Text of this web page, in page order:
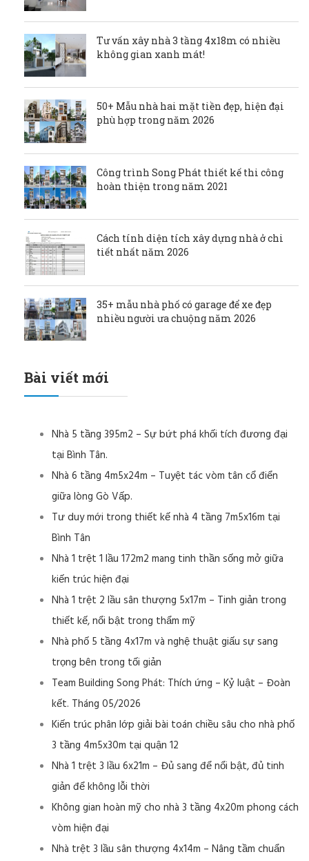
Tư vấn xây nhà 3 tầng 4x18m có nhiều
không gian xanh mát!
50+ Mẫu nhà hai mặt tiền đẹp, hiện đại
phù hợp trong năm 2026
Công trình Song Phát thiết kế thi công
hoàn thiện trong năm 2021
Cách tính diện tích xây dựng nhà ở chi
tiết nhất năm 2026
35+ mẫu nhà phố có garage để xe đẹp
nhiều người ưa chuộng năm 2026
Bài viết mới
Nhà 5 tầng 395m2 – Sự bứt phá khối tích đương đại
tại Bình Tân.
Nhà 6 tầng 4m5x24m – Tuyệt tác vòm tân cổ điển
giữa lòng Gò Vấp.
Tư duy mới trong thiết kế nhà 4 tầng 7m5x16m tại
Bình Tân
Nhà 1 trệt 1 lầu 172m2 mang tinh thần sống mở giữa
kiến trúc hiện đại
Nhà 1 trệt 2 lầu sân thượng 5x17m – Tinh giản trong
thiết kế, nổi bật trong thẩm mỹ
Nhà phố 5 tầng 4x17m và nghệ thuật giấu sự sang
trọng bên trong tối giản
Team Building Song Phát: Thích ứng – Kỷ luật – Đoàn
kết. Tháng 05/2026
Kiến trúc phân lớp giải bài toán chiều sâu cho nhà phố
3 tầng 4m5x30m tại quận 12
Nhà 1 trệt 3 lầu 6x21m – Đủ sang để nổi bật, đủ tinh
giản để không lỗi thời
Không gian hoàn mỹ cho nhà 3 tầng 4x20m phong cách
vòm hiện đại
Nhà trệt 3 lầu sân thượng 4x14m – Nâng tầm chuẩn